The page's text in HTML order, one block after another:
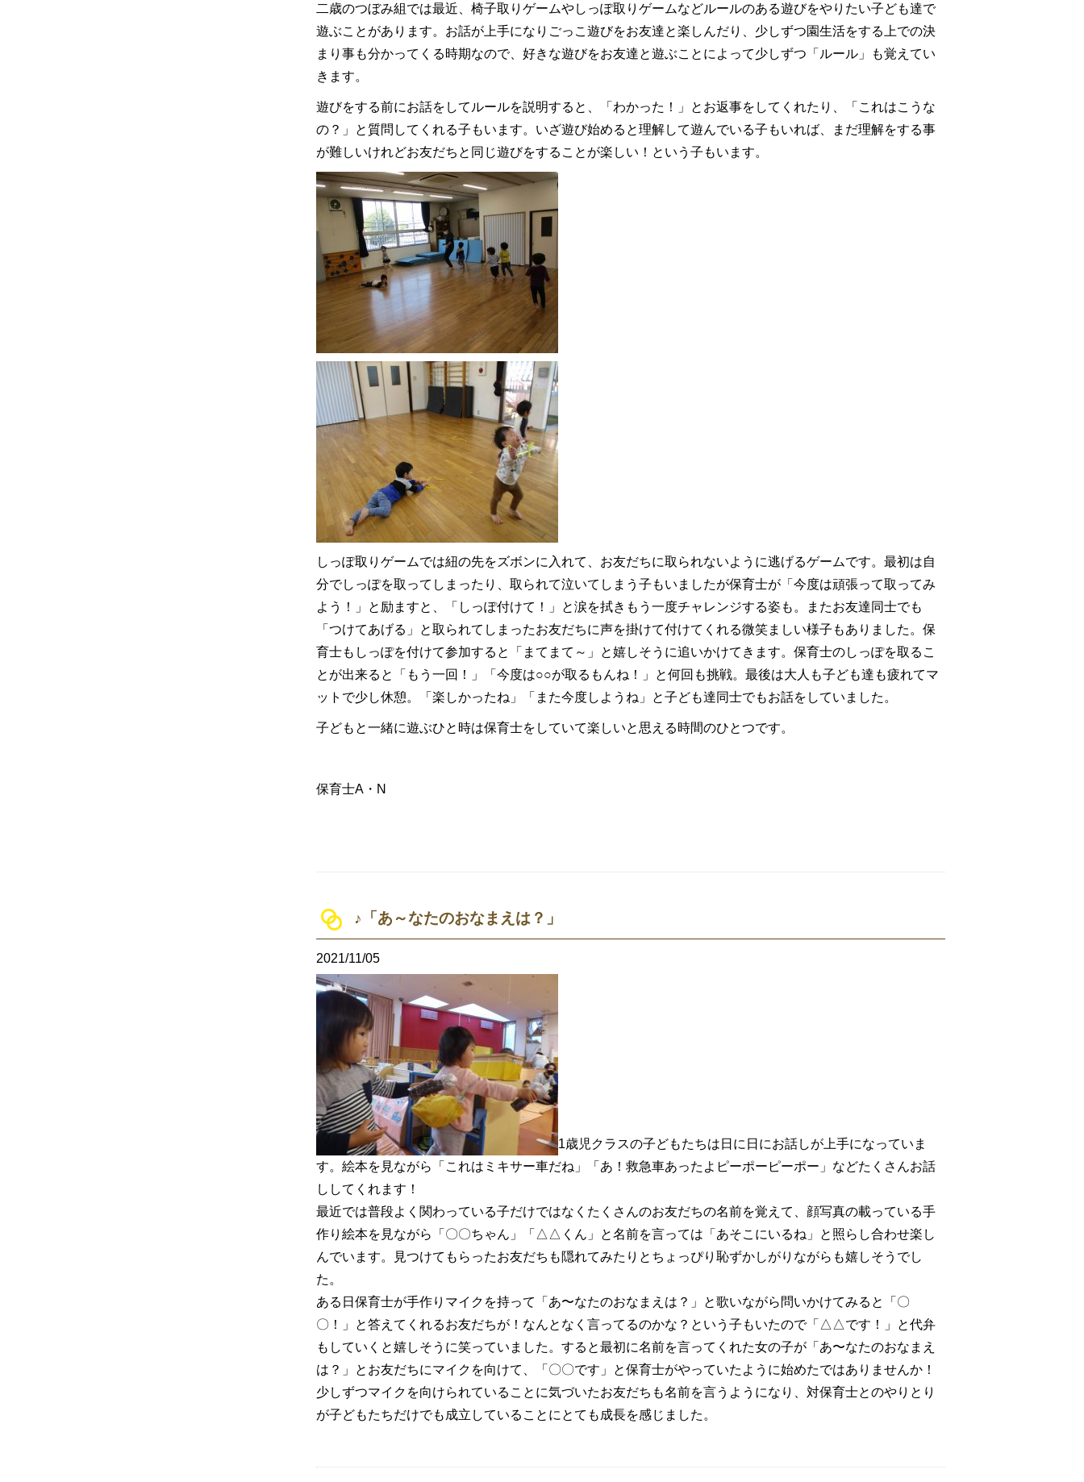
二歳のつぼみ組では最近、椅子取りゲームやしっぽ取りゲームなどルールのある遊びをやりたい子ども達で
遊ぶことがあります。お話が上手になりごっこ遊びをお友達と楽しんだり、少しずつ園生活をする上での決
まり事も分かってくる時期なので、好きな遊びをお友達と遊ぶことによって少しずつ「ルール」も覚えてい
きます。
遊びをする前にお話をしてルールを説明すると、「わかった！」とお返事をしてくれたり、「これはこうな
の？」と質問してくれる子もいます。いざ遊び始めると理解して遊んでいる子もいれば、まだ理解をする事
が難しいけれどお友だちと同じ遊びをすることが楽しい！という子もいます。
しっぽ取りゲームでは紐の先をズボンに入れて、お友だちに取られないように逃げるゲームです。最初は自
分でしっぽを取ってしまったり、取られて泣いてしまう子もいましたが保育士が「今度は頑張って取ってみ
よう！」と励ますと、「しっぽ付けて！」と涙を拭きもう一度チャレンジする姿も。またお友達同士でも
「つけてあげる」と取られてしまったお友だちに声を掛けて付けてくれる微笑ましい様子もありました。保
育士もしっぽを付けて参加すると「まてまて～」と嬉しそうに追いかけてきます。保育士のしっぽを取るこ
とが出来ると「もう一回！」「今度は○○が取るもんね！」と何回も挑戦。最後は大人も子ども達も疲れてマ
ットで少し休憩。「楽しかったね」「また今度しようね」と子ども達同士でもお話をしていました。
子どもと一緒に遊ぶひと時は保育士をしていて楽しいと思える時間のひとつです。
保育士A・N
♪「あ～なたのおなまえは？」
2021/11/05
1歳児クラスの子どもたちは日に日にお話しが上手になっていま
す。絵本を見ながら「これはミキサー車だね」「あ！救急車あったよピーポーピーポー」などたくさんお話
ししてくれます！
最近では普段よく関わっている子だけではなくたくさんのお友だちの名前を覚えて、顔写真の載っている手
作り絵本を見ながら「〇〇ちゃん」「△△くん」と名前を言っては「あそこにいるね」と照らし合わせ楽し
んでいます。見つけてもらったお友だちも隠れてみたりとちょっぴり恥ずかしがりながらも嬉しそうでし
た。
ある日保育士が手作りマイクを持って「あ〜なたのおなまえは？」と歌いながら問いかけてみると「〇
〇！」と答えてくれるお友だちが！なんとなく言ってるのかな？という子もいたので「△△です！」と代弁
もしていくと嬉しそうに笑っていました。すると最初に名前を言ってくれた女の子が「あ〜なたのおなまえ
は？」とお友だちにマイクを向けて、「〇〇です」と保育士がやっていたように始めたではありませんか！
少しずつマイクを向けられていることに気づいたお友だちも名前を言うようになり、対保育士とのやりとり
が子どもたちだけでも成立していることにとても成長を感じました。